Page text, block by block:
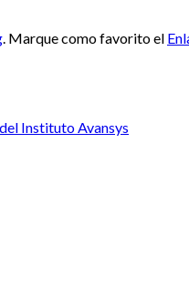
. Marque como favorito el
Instituto Avansys